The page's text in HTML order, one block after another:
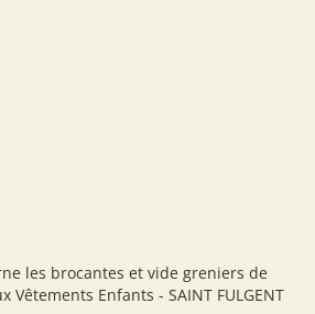
les brocantes et vide greniers de
Vêtements Enfants - SAINT FULGENT